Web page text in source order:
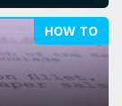
HOW TO